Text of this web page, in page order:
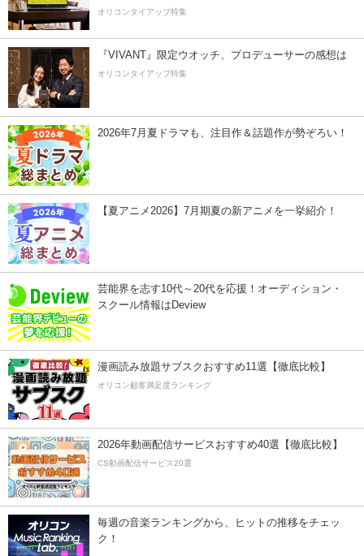
オリコンタイアップ特集
『VIVANT』限定ウオッチ、プロデューサーの感想は
オリコンタイアップ特集
2026年7月夏ドラマも、注目作＆話題作が勢ぞろい！
【夏アニメ2026】7月期夏の新アニメを一挙紹介！
芸能界を志す10代～20代を応援！オーディション・
スクール情報はDeview
漫画読み放題サブスクおすすめ11選【徹底比較】
オリコン顧客満足度ランキング
2026年動画配信サービスおすすめ40選【徹底比較】
CS動画配信サービス20選
毎週の音楽ランキングから、ヒットの推移をチェッ
ク！